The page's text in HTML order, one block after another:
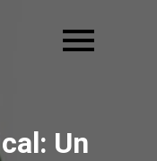
Un